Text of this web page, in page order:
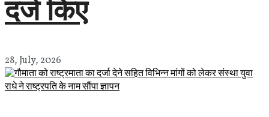
दर्ज किए
28, July, 2026